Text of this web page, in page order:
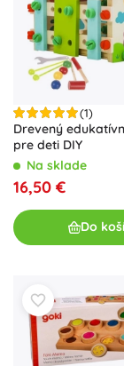
(1)
Drevený
pre deti DIY
Na sklade
16,50 €
Do